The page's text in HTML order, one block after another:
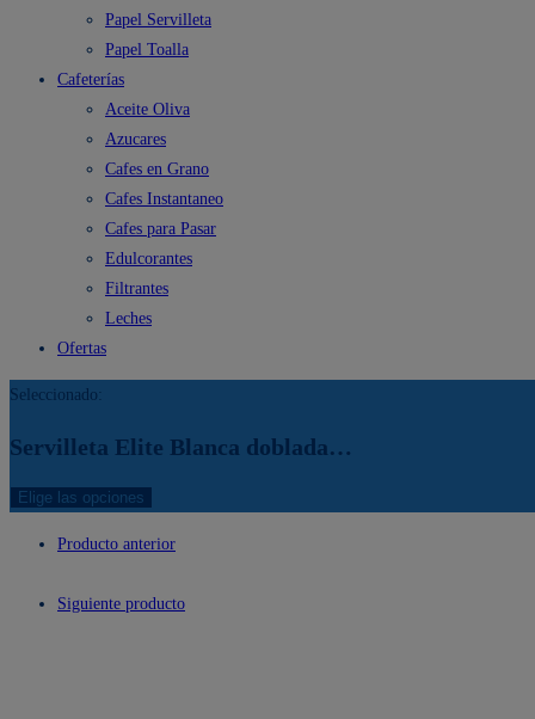
Papel Servilleta
Papel Toalla
Cafeterías
Aceite Oliva
Azucares
Cafes en Grano
Cafes Instantaneo
Cafes para Pasar
Edulcorantes
Filtrantes
Leches
Ofertas
Seleccionado:
Servilleta Elite Blanca doblada…
Elige las opciones
Producto anterior
Siguiente producto